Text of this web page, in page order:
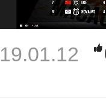
19.01.12